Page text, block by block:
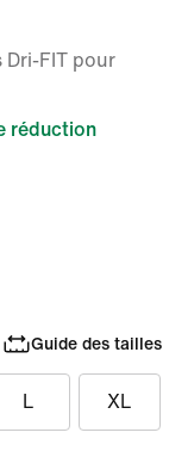
Dri-FIT pour
réduction
Guide des tailles
L XL